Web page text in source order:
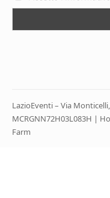
LazioEventi – Via
MCRGNN72H03L083H |
Farm